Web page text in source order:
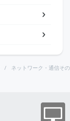
ネットワーク・通信そ